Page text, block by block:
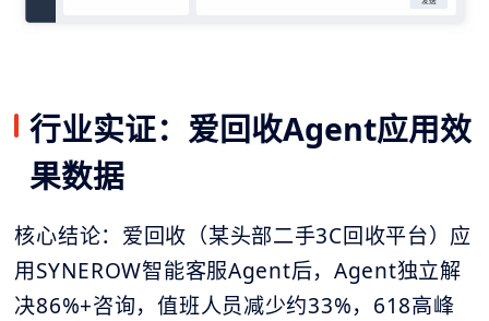
行业实证：爱回收Agent应用效
果数据
核心结论：爱回收（某头部二手3C回收平台）应
用SYNEROW智能客服Agent后，Agent独立解
决86%+咨询，值班人员减少约33%，618高峰